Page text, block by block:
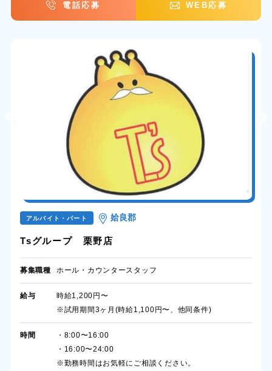
電話応募 WEB応募
アルバイト・パート 姶良郡
Tsグループ 栗野店
募集職種 ホール・カウンタースタッフ
給与
時給1,200円〜
※試用期間3ヶ月(時給1,100円〜、他同条件)
時間
・8:00〜16:00
・16:00〜24:00
※勤務時間はお気軽にご相談ください。